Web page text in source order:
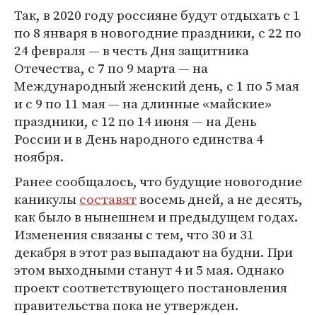
Так, в 2020 году россияне будут отдыхать с 1
по 8 января в новогодние праздники, с 22 по
24 февраля — в честь Дня защитника
Отечества, с 7 по 9 марта — на
Международный женский день, с 1 по 5 мая
и с 9 по 11 мая — на длинные «майские»
праздники, с 12 по 14 июня — на День
России и в День народного единства 4
ноября.
Ранее сообщалось, что будущие новогодние
каникулысоставятвосемь дней, а не десять,
как было в нынешнем и предыдущем годах.
Изменения связаны с тем, что 30 и 31
декабря в этот раз выпадают на будни. При
этом выходными станут 4 и 5 мая. Однако
проект соответствующего постановления
правительства пока не утвержден.